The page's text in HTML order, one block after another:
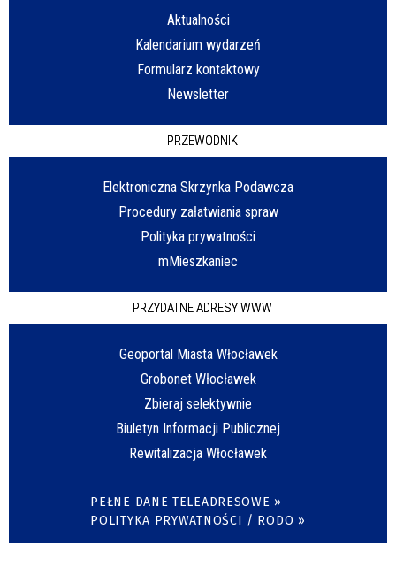
Aktualności
Kalendarium wydarzeń
Formularz kontaktowy
Newsletter
PRZEWODNIK
Elektroniczna Skrzynka Podawcza
Procedury załatwiania spraw
Polityka prywatności
mMieszkaniec
PRZYDATNE ADRESY WWW
Geoportal Miasta Włocławek
Grobonet Włocławek
Zbieraj selektywnie
Biuletyn Informacji Publicznej
Rewitalizacja Włocławek
PEŁNE DANE TELEADRESOWE »
POLITYKA PRYWATNOŚCI / RODO »